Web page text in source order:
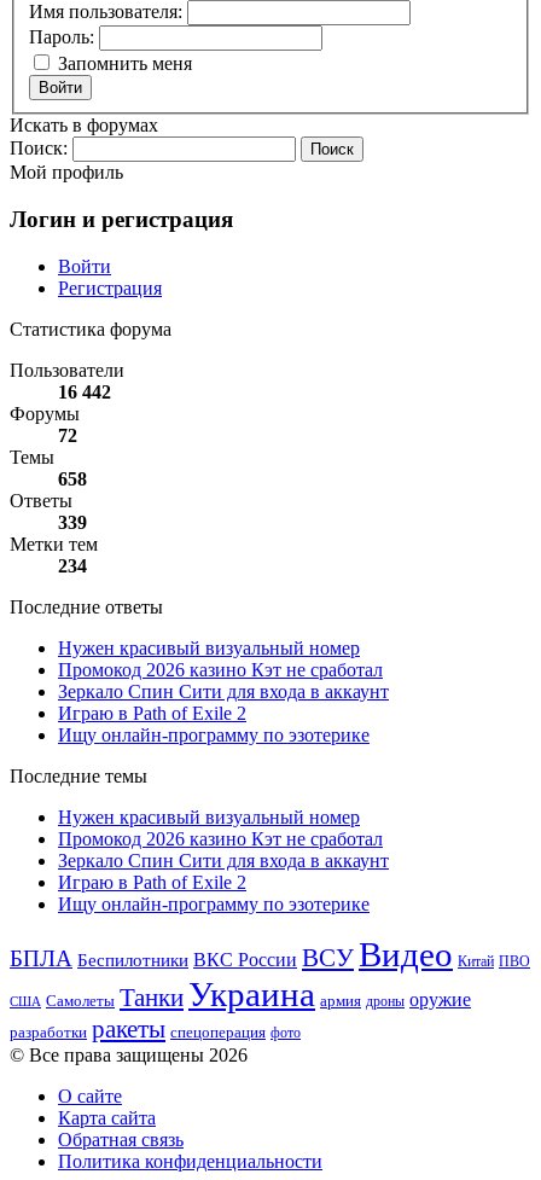
Имя пользователя:
Пароль:
Запомнить меня
Войти
Искать в форумах
Поиск:
Мой профиль
Логин и регистрация
Войти
Регистрация
Статистика форума
Пользователи
16 442
Форумы
72
Темы
658
Ответы
339
Метки тем
234
Последние ответы
Нужен красивый визуальный номер
Промокод 2026 казино Кэт не сработал
Зеркало Спин Сити для входа в аккаунт
Играю в Path of Exile 2
Ищу онлайн-программу по эзотерике
Последние темы
Нужен красивый визуальный номер
Промокод 2026 казино Кэт не сработал
Зеркало Спин Сити для входа в аккаунт
Играю в Path of Exile 2
Ищу онлайн-программу по эзотерике
БПЛА Беспилотники ВКС России ВСУВидео Китай ПВО
США Самолеты Танки Украина армия дроны оружие
разработки ракеты спецоперация фото
© Все права защищены 2026
О сайте
Карта сайта
Обратная связь
Политика конфиденциальности